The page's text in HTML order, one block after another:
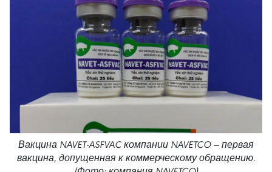
Вакцина NAVET-ASFVAC компании NAVETCO — первая
вакцина, допущенная к коммерческому обращению.